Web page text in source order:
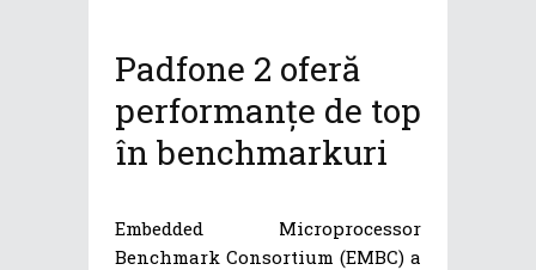
Padfone 2 oferă
performanțe de top
în benchmarkuri
Embedded Microprocessor
Benchmark Consortium (EMBC) a